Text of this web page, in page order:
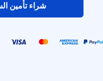
شراء تأمين